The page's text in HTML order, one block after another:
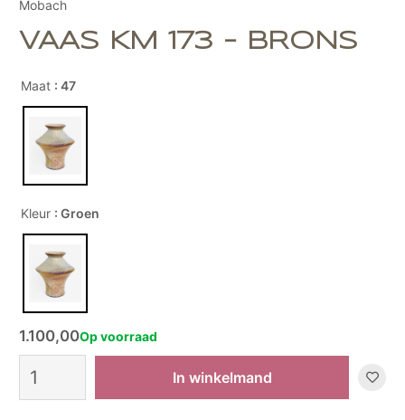
Mobach
VAAS KM 173 - BRONS
Maat : 47
Kleur : Groen
1.100,00Op voorraad
KM
173
In winkelmand